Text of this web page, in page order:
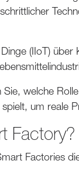
(IIoT)
welche
um reale
Factory?
Factories